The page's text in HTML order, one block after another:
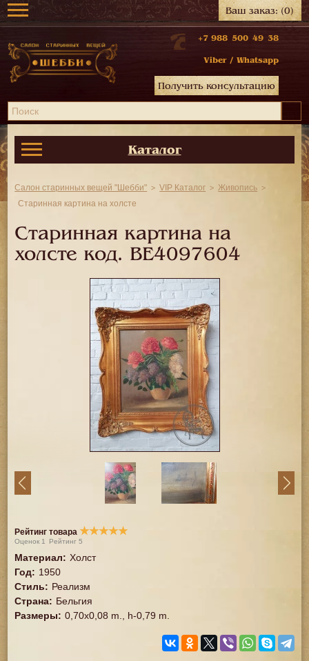
Ваш заказ:(0)
+7 988 500 49 38
Viber / Whatsapp
Получить консультацию
Каталог
Салон старинных вещей "Шебби" VIP Каталог
Живопись
Старинная картина на холсте
Старинная картина на
холсте код. BE4097604
Рейтинг товара ★★★★★
Оценок 1 Рейтинг5
Материал: Холст
Год: 1950
Стиль: Реализм
Страна: Бельгия
Размеры: 0,70x0,08 m., h-0,79 m.